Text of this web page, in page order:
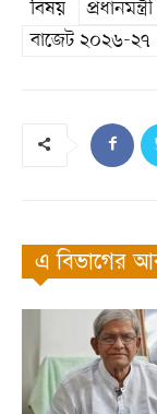
বিষয় প্রধানমন্ত্রী
বাজেট ২০২৬-২৭
এ বিভাগের